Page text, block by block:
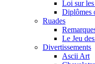
Loi sur
Diplômes
Ruades
Le Jeu
Divertissements
Ascii Art